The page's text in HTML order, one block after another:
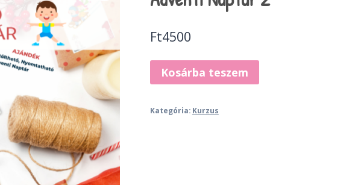
Ft4500
Adventi
Naptár
mennyiség
Kosárba teszem
Kategória: Kurzus